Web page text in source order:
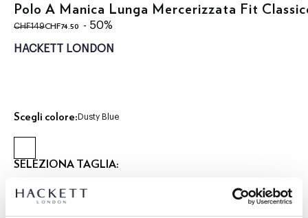
Polo A Manica Lunga Mercerizzata Fit
CHF149
original price CHF149
CHF74.50
current price CHF74.50
- 50%
HACKETT LONDON
Scegli colore: Dusty Blue
SELEZIONA TAGLIA:
XS S